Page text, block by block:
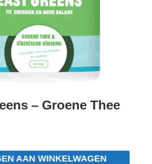
– Groene Thee
AAN WINKELWAGEN